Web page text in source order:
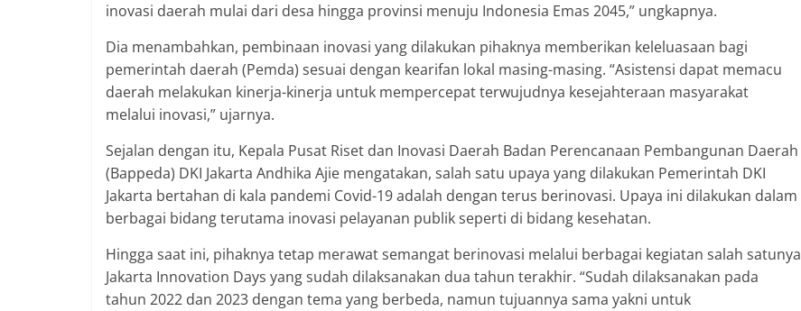
inovasi daerah mulai dari desa hingga provinsi menuju Indonesia Emas 2045,” ungkapnya.
Dia menambahkan, pembinaan inovasi yang dilakukan pihaknya memberikan keleluasaan bagi
pemerintah daerah (Pemda) sesuai dengan kearifan lokal masing-masing. “Asistensi dapat memacu
daerah melakukan kinerja-kinerja untuk mempercepat terwujudnya kesejahteraan masyarakat
melalui inovasi,” ujarnya.
Sejalan dengan itu, Kepala Pusat Riset dan Inovasi Daerah Badan Perencanaan Pembangunan Daerah
(Bappeda) DKI Jakarta Andhika Ajie mengatakan, salah satu upaya yang dilakukan Pemerintah DKI
Jakarta bertahan di kala pandemi Covid-19 adalah dengan terus berinovasi. Upaya ini dilakukan dalam
berbagai bidang terutama inovasi pelayanan publik seperti di bidang kesehatan.
Hingga saat ini, pihaknya tetap merawat semangat berinovasi melalui berbagai kegiatan salah satunya
Jakarta Innovation Days yang sudah dilaksanakan dua tahun terakhir. “Sudah dilaksanakan pada
tahun 2022 dan 2023 dengan tema yang berbeda, namun tujuannya sama yakni untuk